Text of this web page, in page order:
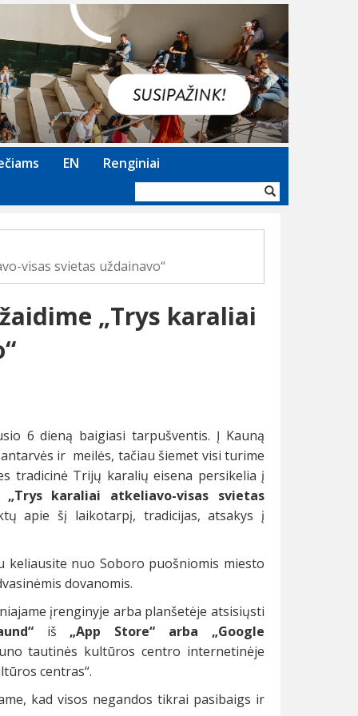
EN Renginiai
forma
visas svietas uždainavo“
„Trys karaliai
6 dieną baigiasi tarpušventis. Į Kauną
ir meilės, tačiau šiemet visi turime
tradicinė Trijų karalių eisena persikelia į
„Trys karaliai atkeliavo-visas svietas
apie šį laikotarpį, tradicijas, atsakys į
keliausite nuo Soboro puošniomis miesto
dovanomis.
įrenginyje arba planšetėje atsisiųsti
iš „App Store“ arba „Google
tautinės kultūros centro internetinėje
centras“.
kad visos negandos tikrai pasibaigs ir